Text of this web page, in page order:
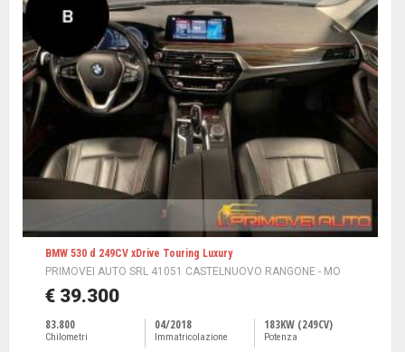
BMW 530 d 249CV xDrive Touring Luxury
PRIMOVEI AUTO SRL 41051 CASTELNUOVO RANGONE - MO
€ 39.300
83.800
Chilometri
04/2018
Immatricolazione
183KW (249CV)
Potenza